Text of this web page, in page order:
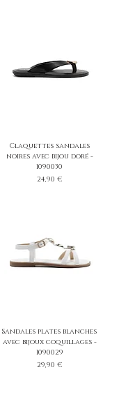
Claquettes sandales
noires avec bijou doré -
1090030
Prix
24,90 €
Sandales plates blanches
avec bijoux coquillages -
1090029
Prix
29,90 €